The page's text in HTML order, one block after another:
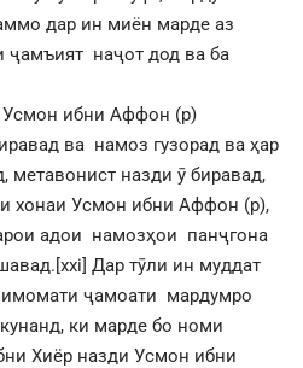
дар ин миён марде аз
наҷот дод ва ба
Усмон ибни Аффон (р)
ва намоз гузорад ва ҳар
метавонист назди ӯ биравад,
хонаи Усмон ибни Аффон (р),
адои намозҳои панҷгона
[xxi] Дар тӯли ин муддат
имомати ҷамоати мардумро
ки марде бо номи
Хиёр назди Усмон ибни